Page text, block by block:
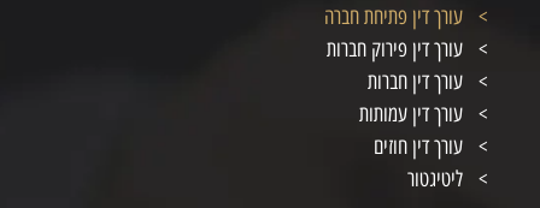
עורך דין פתיחת חברה
עורך דין פירוק חברות
עורך דין חברות
עורך דין עמותות
עורך דין חוזים
ליטיגטור